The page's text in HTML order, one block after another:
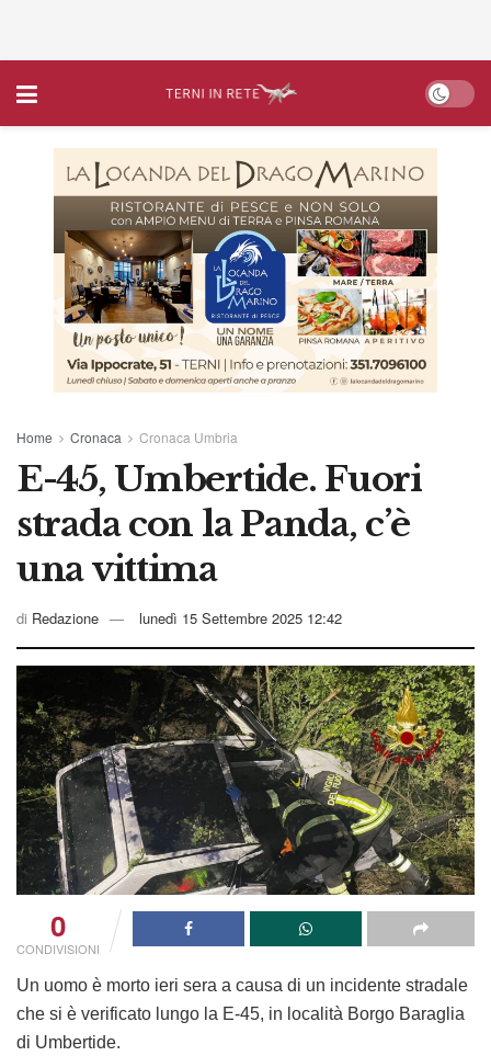
Home Cronaca Cronaca Umbria
E-45, Umbertide. Fuori
strada con la Panda, c’è
una vittima
di Redazione lunedì 15 Settembre 2025 12:42
0
CONDIVISIONI
Un uomo è morto ieri sera a causa di un incidente stradale
che si è verificato lungo la E-45, in località Borgo Baraglia
di Umbertide.